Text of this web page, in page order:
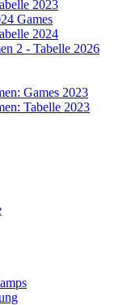
2023
Games
2024
2 - Tabelle 2026
Games 2023
Tabelle 2023